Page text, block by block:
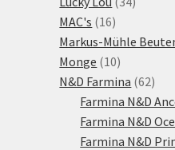
MAC's 1616
produktů
Markus-Mühle
Monge 1010
produktů
N&D Farmina 6262
Farmina N&D
Farmina N&D
Farmina N&D